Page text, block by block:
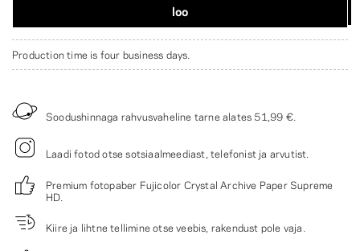
loo
Production time is four business days.
Soodushinnaga rahvusvaheline tarne alates 51,99 €
Laadi fotod otse sotsiaalmeediast, telefonist ja arvutist.
Premium fotopaber Fujicolor Crystal Archive Paper Supreme
HD.
Kiire ja lihtne tellimine otse veebis, rakendust pole vaja.